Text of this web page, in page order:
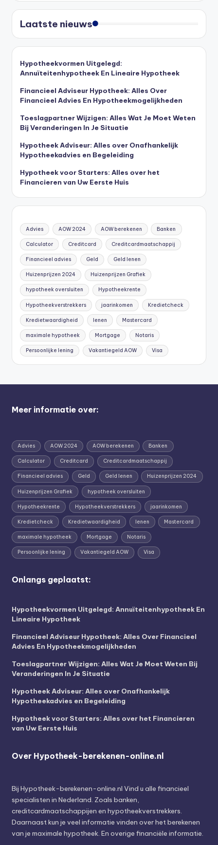
Laatste nieuws
Hypotheekvormen Uitgelegd:
Annuïteitenhypotheek En Lineaire Hypotheek
Financieel Adviseur Hypotheek: Alles Over
Financieel Advies En Hypotheekmogelijkheden
Toeslagpartner Wijzigen: Alles Wat Je Moet Weten
Bij Veranderingen In Je Situatie
Hypotheek Adviseur: Alles over Onafhankelijk
Hypotheekadvies en Begeleiding
Hypotheek voor Starters: Alles over het
Financieren van Uw Eerste Huis
Advies AOW 2024 AOW berekenen Banken
Calculator Creditcard Creditcardmaatschappij
Financieel advies Geld Geld lenen
Huizenprijzen 2024 Huizenprijzen Grafiek
hypotheek oversluiten Hypotheekrente
Hypotheekverstrekkers jaarinkomen Kredietcheck
Kredietwaardigheid lenen Mastercard
maximale hypotheek Mortgage Notaris
Persoonlijke lening Vakantiegeld AOW Visa
Meer informatie over:
Advies AOW 2024 AOW berekenen Banken
Calculator Creditcard Creditcardmaatschappij
Financieel advies Geld Geld lenen Huizenprijzen 2024
Huizenprijzen Grafiek hypotheek oversluiten
Hypotheekrente Hypotheekverstrekkers jaarinkomen
Kredietcheck Kredietwaardigheid lenen Mastercard
maximale hypotheek Mortgage Notaris
Persoonlijke lening Vakantiegeld AOW Visa
Onlangs geplaatst:
Hypotheekvormen Uitgelegd: Annuïteitenhypotheek En
Lineaire Hypotheek
Financieel Adviseur Hypotheek: Alles Over Financieel
Advies En Hypotheekmogelijkheden
Toeslagpartner Wijzigen: Alles Wat Je Moet Weten Bij
Veranderingen In Je Situatie
Hypotheek Adviseur: Alles over Onafhankelijk
Hypotheekadvies en Begeleiding
Hypotheek voor Starters: Alles over het Financieren
van Uw Eerste Huis
Over Hypotheek-berekenen-online.nl
Bij Hypotheek-berekenen-online.nl Vind u alle financieel
specialisten in Nederland. Zoals banken,
creditcardmaatschappijen en hypotheekverstrekkers.
Daarnaast kun je veel informatie vinden over het berekenen
van je maximale hypotheek. En overige financiële informatie.